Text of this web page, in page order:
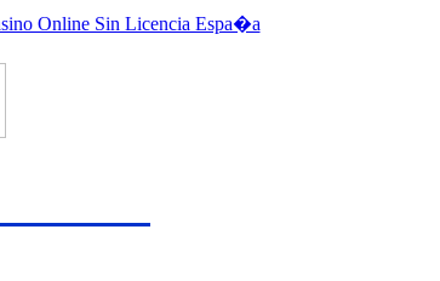
Online Sin Licencia Espa�a